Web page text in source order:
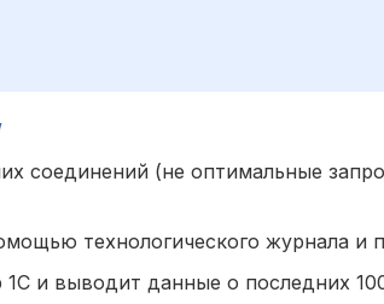
соединений (не оптимальные
технологического журнала и
1С и выводит данные о последних